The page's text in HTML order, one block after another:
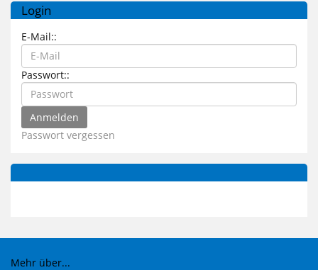
Login
E-Mail::
Passwort::
Passwort vergessen
Mehr über...